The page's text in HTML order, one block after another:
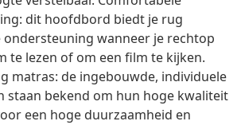
dit hoofdbord biedt je rug
ondersteuning wanneer je rechtop
te lezen of om een film te kijken.
matras: de ingebouwde, individuele
staan bekend om hun hoge kwaliteit
een hoge duurzaamheid en